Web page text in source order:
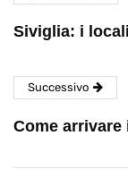
Siviglia: i
Successivo
Come arrivare